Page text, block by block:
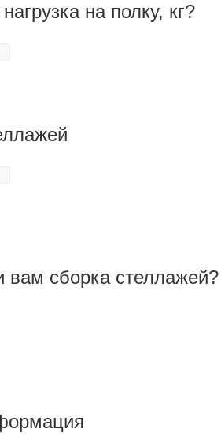
на полку, кг?
вам сборка стеллажей?